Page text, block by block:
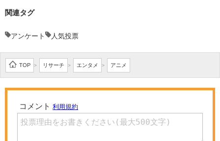
関連タグ
アンケート 人気投票
TOP > リサーチ > エンタメ > アニメ